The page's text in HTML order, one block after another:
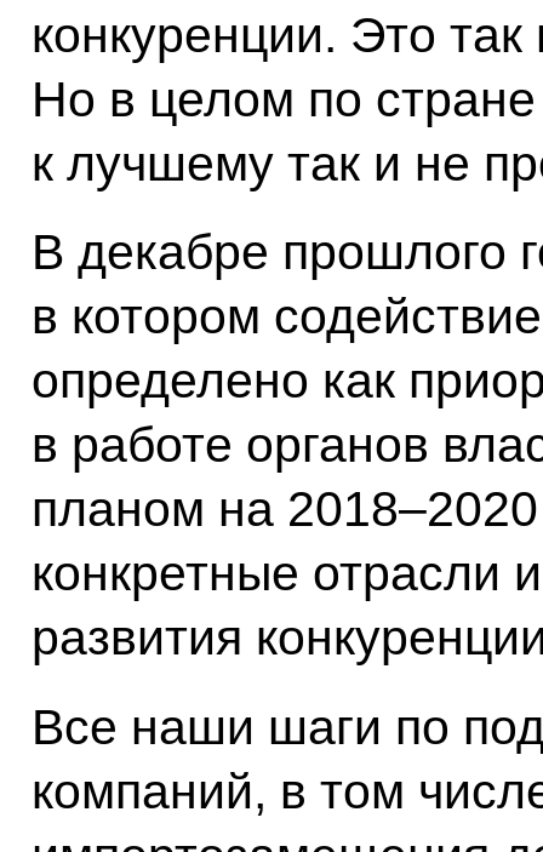
конкуренции. Это
Но в целом по
к лучшему так и не
В декабре прошлого
в котором
определено как
в работе органов
планом на
конкретные отрасли
развития
Все наши шаги по
компаний, в том